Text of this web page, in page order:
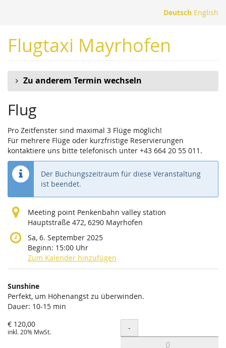
springen
Deutsch English
Flugtaxi Mayrhofen
Zu anderem Termin wechseln
Flug
Pro Zeitfenster sind maximal 3 Flüge möglich!
Für mehrere Flüge oder kurzfristige Reservierungen
kontaktiere uns bitte telefonisch unter +43 664 20 55 011.
Der Buchungszeitraum für diese Veranstaltung
ist beendet.
Meeting point Penkenbahn valley station
Hauptstraße 472, 6290 Mayrhofen
Sa, 6. September 2025
Beginn: 15:00 Uhr
Zum Kalender hinzufügen
Produkte
Unkategorisierte
Produkte
Sunshine
Perfekt, um Höhenangst zu überwinden.
Dauer: 10-15 min
€ 120,00
inkl. 20% MwSt. Menge
-